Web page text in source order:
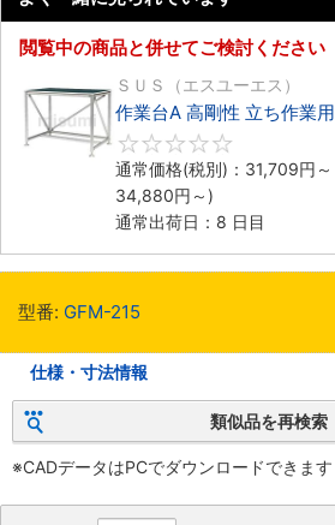
閲覧中の商品と併せてご検討ください
ＳＵＳ（エスユーエス）
作業台A 高剛性 立ち作業用
通常価格(税別)： 31,709円 ～
34,880円 ～)
通常出荷日：8 日目
型番: GFM-215
仕様・寸法情報
類似品を再検索
※CADデータはPCでダウンロードできます